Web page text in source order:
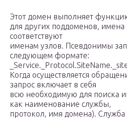
Этот домен выполняет
для других поддоменов, имена
соответствуют
именам узлов. Псевдонимы
следующем формате:
Когда осуществляется
запрос включает в себя
всю необходимую для поиска
как наименование службы,
протокол, имя домена).